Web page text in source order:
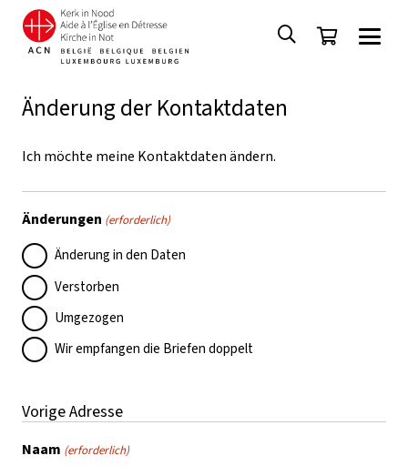
Änderung der Kontaktdaten
Ich möchte meine Kontaktdaten ändern.
Änderungen (erforderlich)
Änderung in den Daten
Verstorben
Umgezogen
Wir empfangen die Briefen doppelt
Vorige Adresse
Naam (erforderlich)